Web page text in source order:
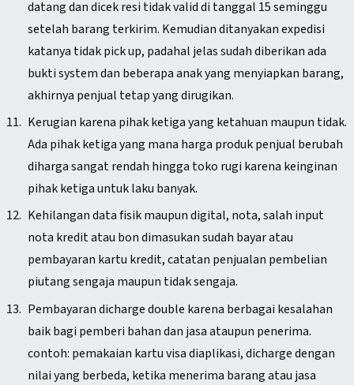
datang dan dicek resi tidak valid di tanggal 15 seminggu
setelah barang terkirim. Kemudian ditanyakan expedisi
katanya tidak pick up, padahal jelas sudah diberikan ada
bukti system dan beberapa anak yang menyiapkan barang,
akhirnya penjual tetap yang dirugikan.
Kerugian karena pihak ketiga yang ketahuan maupun tidak.
Ada pihak ketiga yang mana harga produk penjual berubah
diharga sangat rendah hingga toko rugi karena keinginan
pihak ketiga untuk laku banyak.
Kehilangan data fisik maupun digital, nota, salah input
nota kredit atau bon dimasukan sudah bayar atau
pembayaran kartu kredit, catatan penjualan pembelian
piutang sengaja maupun tidak sengaja.
Pembayaran dicharge double karena berbagai kesalahan
baik bagi pemberi bahan dan jasa ataupun penerima.
contoh: pemakaian kartu visa diaplikasi, dicharge dengan
nilai yang berbeda, ketika menerima barang atau jasa